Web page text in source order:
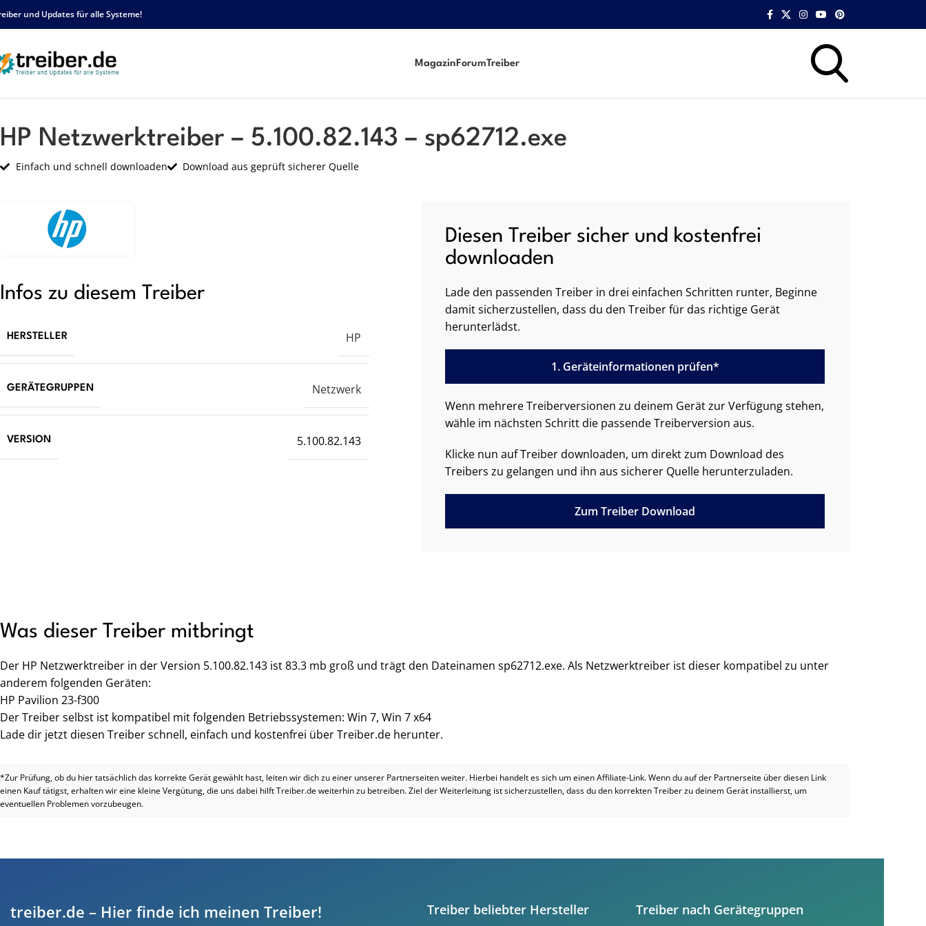
und Updates für alle Systeme!
Magazin ForumTreiber
HP Netzwerktreiber – 5.100.82.143 – sp62712.exe
Einfach und schnell downloaden Download aus geprüft sicherer Quelle
Infos zu diesem Treiber
HERSTELLER HP
GERÄTEGRUPPEN Netzwerk
VERSION 5.100.82.143
Diesen Treiber sicher und kostenfrei
downloaden
Lade den passenden Treiber in drei einfachen Schritten runter, Beginne
damit sicherzustellen, dass du den Treiber für das richtige Gerät
herunterlädst.
1. Geräteinformationen prüfen*
Wenn mehrere Treiberversionen zu deinem Gerät zur Verfügung stehen,
wähle im nächsten Schritt die passende Treiberversion aus.
Klicke nun auf Treiber downloaden, um direkt zum Download des
Treibers zu gelangen und ihn aus sicherer Quelle herunterzuladen.
Zum Treiber Download
Was dieser Treiber mitbringt
Der HP Netzwerktreiber in der Version 5.100.82.143 ist 83.3 mb groß und trägt den Dateinamen sp62712.exe. Als Netzwerktreiber ist dieser kompatibel zu unter
anderem folgenden Geräten:
HP Pavilion 23-f300
Der Treiber selbst ist kompatibel mit folgenden Betriebssystemen: Win 7, Win 7 x64
Lade dir jetzt diesen Treiber schnell, einfach und kostenfrei über Treiber.de herunter.
*Zur Prüfung, ob du hier tatsächlich das korrekte Gerät gewählt hast, leiten wir dich zu einer unserer Partnerseiten weiter. Hierbei handelt es sich um einen Affiliate-Link. Wenn du auf der Partnerseite über diesen Link
einen Kauf tätigst, erhalten wir eine kleine Vergütung, die uns dabei hilft Treiber.de weiterhin zu betreiben. Ziel der Weiterleitung ist sicherzustellen, dass du den korrekten Treiber zu deinem Gerät installierst, um
eventuellen Problemen vorzubeugen.
treiber.de – Hier finde ich meinen Treiber! Treiber beliebter Hersteller Treiber nach Gerätegruppen